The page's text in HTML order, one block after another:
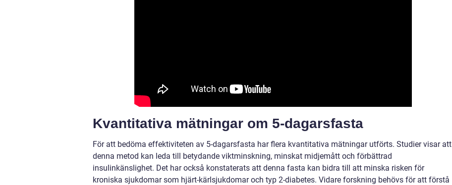
Kvantitativa mätningar om 5-dagarsfasta
För att bedöma effektiviteten av 5-dagarsfasta har flera kvantitativa mätningar utförts. Studier visar att
denna metod kan leda till betydande viktminskning, minskat midjemått och förbättrad
insulinkänslighet. Det har också konstaterats att denna fasta kan bidra till att minska risken för
kroniska sjukdomar som hjärt-kärlsjukdomar och typ 2-diabetes. Vidare forskning behövs för att förstå